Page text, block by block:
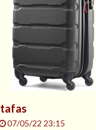
07/05/22 23:15